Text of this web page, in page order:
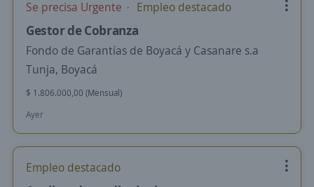
Se precisa Urgente Empleo destacado
Gestor de Cobranza
Fondo de Garantías de Boyacá y Casanare s.a
Tunja, Boyacá
$ 1.806.000,00 (Mensual)
Ayer
Empleo destacado